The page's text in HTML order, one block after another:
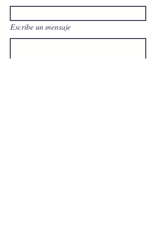
Escribe un mensaje